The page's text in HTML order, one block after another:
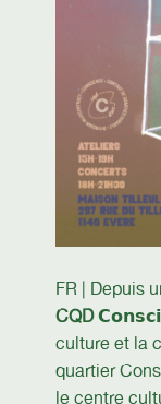
FR | Depuis
CQD
culture et la
quartier
le centre